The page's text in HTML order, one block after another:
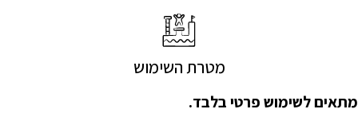
מטרת השימוש
מתאים לשימוש פרטי בלבד.